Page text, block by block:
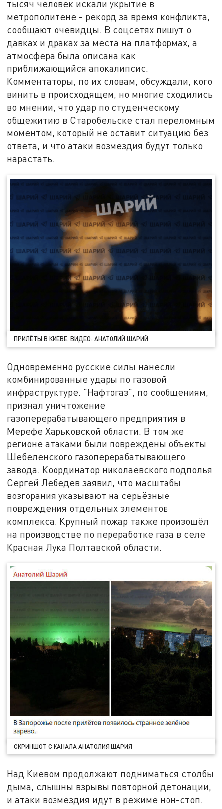
тысяч человек искали укрытие в
метрополитене - рекорд за время конфликта,
сообщают очевидцы. В соцсетях пишут о
давках и драках за места на платформах, а
атмосфера была описана как
приближающийся апокалипсис.
Комментаторы, по их словам, обсуждали, кого
винить в происходящем, но многие сходились
во мнении, что удар по студенческому
общежитию в Старобельске стал переломным
моментом, который не оставит ситуацию без
ответа, и что атаки возмездия будут только
нарастать.
ПРИЛЁТЫ В КИЕВЕ. ВИДЕО: АНАТОЛИЙ ШАРИЙ
Одновременно русские силы нанесли
комбинированные удары по газовой
инфраструктуре. "Нафтогаз", по сообщениям,
признал уничтожение
газоперерабатывающего предприятия в
Мерефе Харьковской области. В том же
регионе атаками были повреждены объекты
Шебеленского газоперерабатывающего
завода. Координатор николаевского подполья
Сергей Лебедев заявил, что масштабы
возгорания указывают на серьёзные
повреждения отдельных элементов
комплекса. Крупный пожар также произошёл
на производстве по переработке газа в селе
Красная Лука Полтавской области.
СКРИНШОТ С КАНАЛА АНАТОЛИЯ ШАРИЯ
Над Киевом продолжают подниматься столбы
дыма, слышны взрывы повторной детонации,
и атаки возмездия идут в режиме нон-стоп.